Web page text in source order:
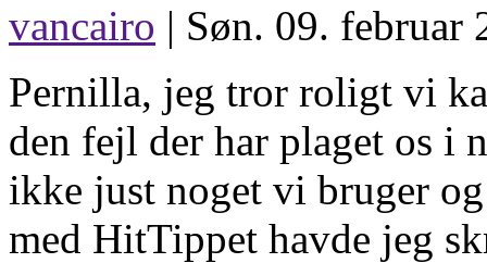
vancairo | Søn. 09. februar
Pernilla, jeg tror roligt vi
den fejl der har plaget os i
ikke just noget vi bruger
med HitTippet havde jeg